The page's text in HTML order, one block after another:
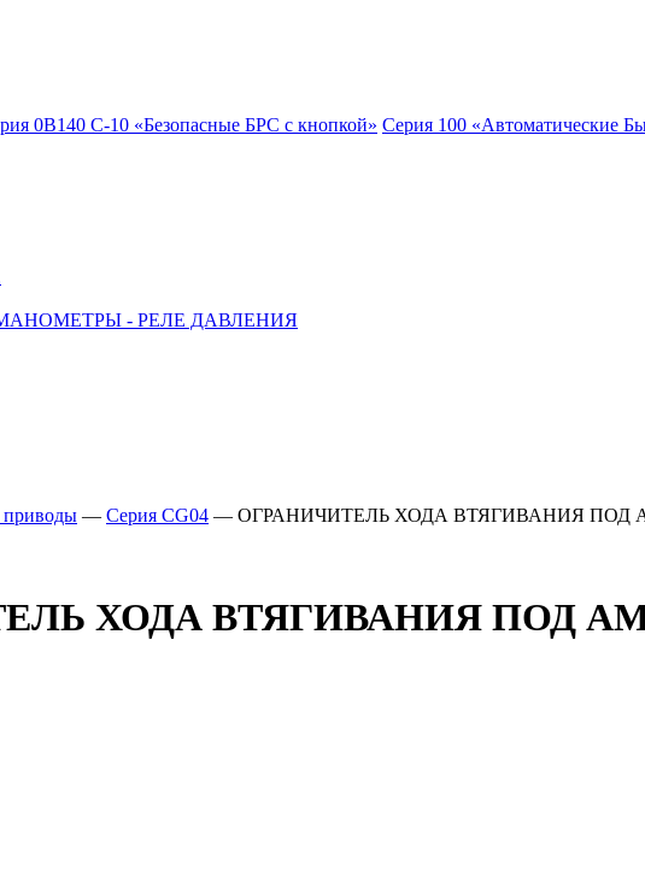
0B140 C-10 «Безопасные БРС с кнопкой» Серия 100 «Автоматические
МАНОМЕТРЫ - РЕЛЕ ДАВЛЕНИЯ
приводы — Серия CG04 — ОГРАНИЧИТЕЛЬ ХОДА ВТЯГИВАНИЯ ПОД
ХОДА ВТЯГИВАНИЯ ПОД